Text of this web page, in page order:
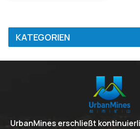
KATEGORIEN
UrbanMines erschließt